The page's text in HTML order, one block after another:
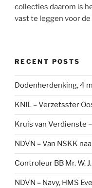
collecties daarom is
vast te leggen voor
RECENT POSTS
Dodenherdenking, 4
KNIL – Verzetsster
Kruis van Verdienste
NDVN – Van NSKK
Controleur BB Mr. W.
NDVN – Navy, HMS